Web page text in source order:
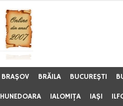
BRAŞOV BRĂILA BUCUREŞTI
HUNEDOARA IALOMIŢA IAŞI